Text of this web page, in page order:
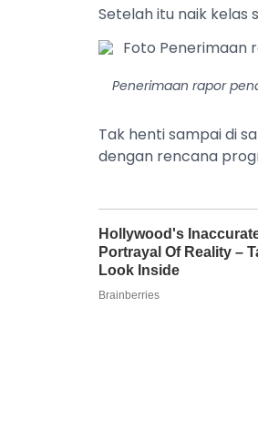
Setelah itu naik kelas
Penerimaan rapor
Tak henti sampai di
dengan rencana